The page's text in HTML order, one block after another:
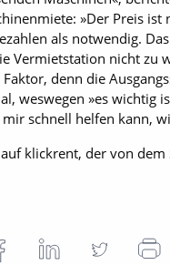
»Der Preis
als notwendig.
Vermietstation nicht zu
denn die
weswegen »es wichtig
schnell helfen kann,
klickrent, der von